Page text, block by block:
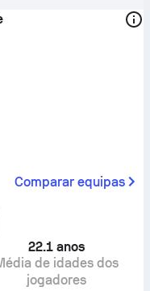
Comparar equipas
22.1 anos
de idades dos
jogadores